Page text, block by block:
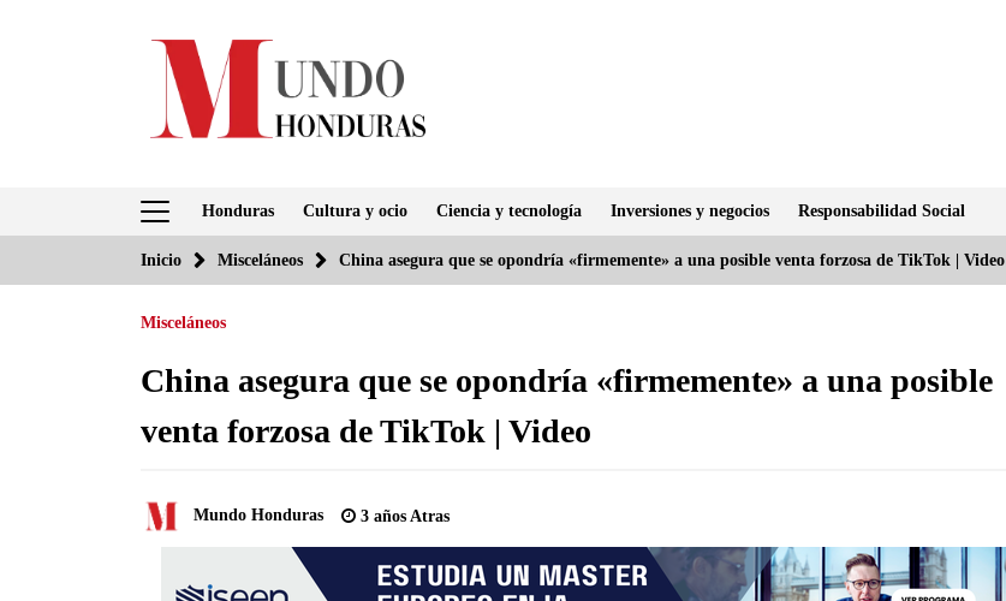
Honduras Cultura y ocio Ciencia y tecnología Inversiones y negocios Responsabilidad Social
Inicio Misceláneos China asegura que se opondría «firmemente» a una posible venta forzosa de TikTok | Video
Misceláneos
China asegura que se opondría «firmemente» a una posible
venta forzosa de TikTok | Video
Mundo Honduras 3 años Atras